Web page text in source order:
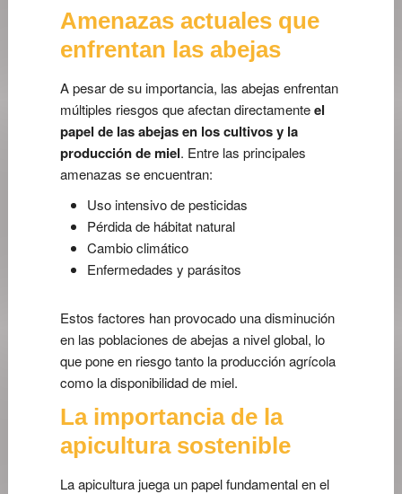
Amenazas actuales que
enfrentan las abejas
A pesar de su importancia, las abejas enfrentan
múltiples riesgos que afectan directamenteel
papel de las abejas en los cultivos y la
producción de miel. Entre las principales
amenazas se encuentran:
Uso intensivo de pesticidas
Pérdida de hábitat natural
Cambio climático
Enfermedades y parásitos
Estos factores han provocado una disminución
en las poblaciones de abejas a nivel global, lo
que pone en riesgo tanto la producción agrícola
como la disponibilidad de miel.
La importancia de la
apicultura sostenible
La apicultura juega un papel fundamental en el